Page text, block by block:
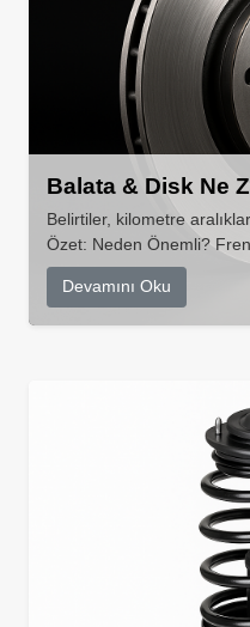
Balata & Disk Ne
Belirtiler, kilometre
Özet: Neden Önemli?
Devamını Oku